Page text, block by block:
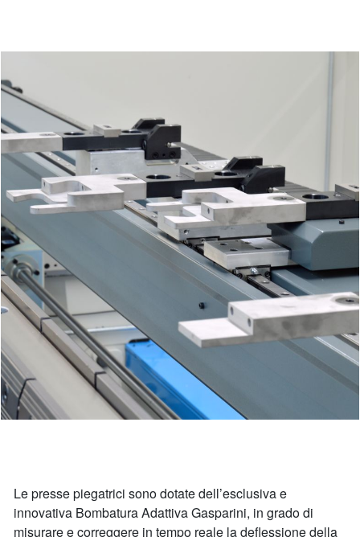
Le presse piegatrici sono dotate dell’esclusiva e
innovativa Bombatura Adattiva Gasparini, in grado di
misurare e correggere in tempo reale la deflessione della